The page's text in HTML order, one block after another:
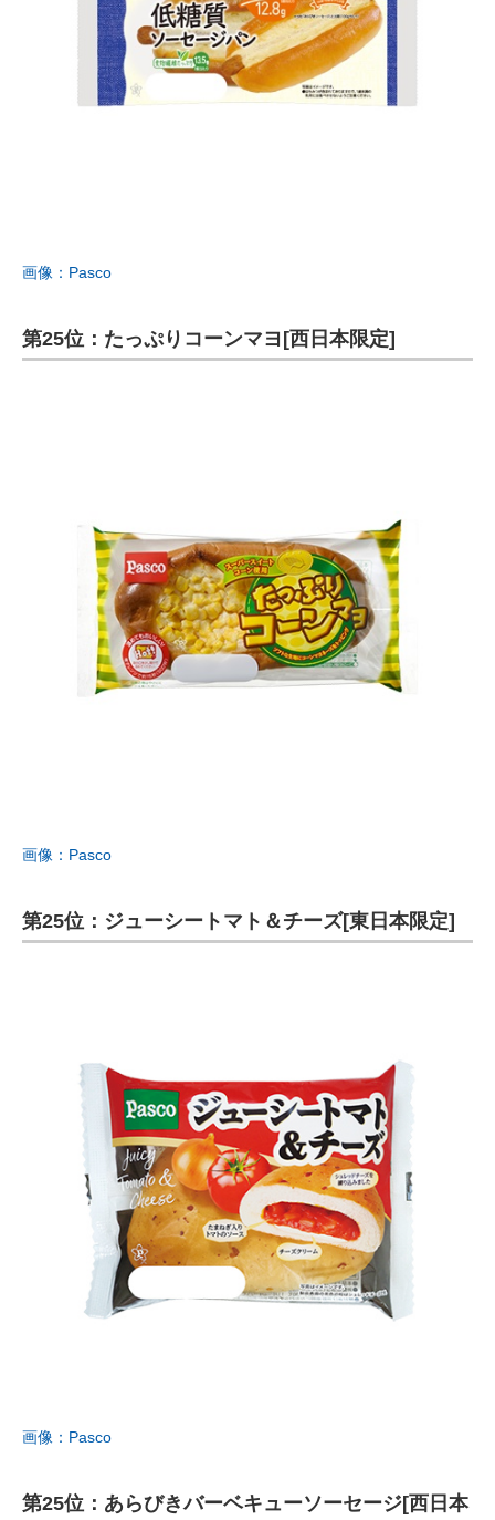
画像：Pasco
第25位：たっぷりコーンマヨ[西日本限定]
画像：Pasco
第25位：ジューシートマト＆チーズ[東日本限定]
画像：Pasco
第25位：あらびきバーベキューソーセージ[西日本